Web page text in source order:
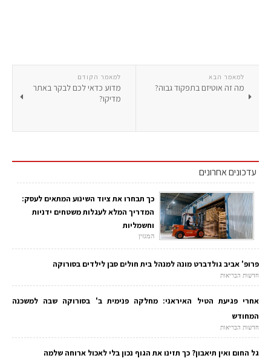
למאמר הקודם
מדוע כדאי לכם לבקר באתר
מדיקו?
למאמר הבא
מה זה אוטיזם בתפקוד גבוה?
עדכונים אחרונים
כך תבחרו את ציוד השינוע המתאים לעסק:
המדריך המלא לעגלות משטחים ידניות
וחשמליות
המגזין
פרופ' אביב גולדברט מונה למנהל בית חולים סבן לילדים בסורוקה
חדשות הבריאות
אחרי פגיעת הטיל האיראני: מחלקה פנימית ב' בסורוקה שבה למשכנה
המחודש
חדשות הבריאות
גל החום ואין תיאבון? כך תזינו את הגוף נכון בלי לאכול ארוחה שלמה